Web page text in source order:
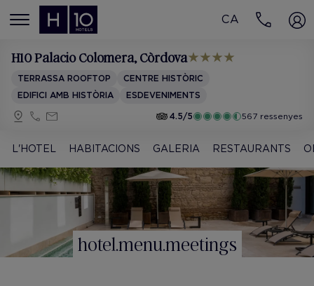
MENÚ
CA
H10 Palacio Colomera, Còrdova
TERRASSA ROOFTOP
CENTRE HISTÒRIC
EDIFICI AMB HISTÒRIA
ESDEVENIMENTS
4.5/5
567 ressenyes
L'HOTEL HABITACIONS GALERIA RESTAURANTS
hotel.menu.meetings